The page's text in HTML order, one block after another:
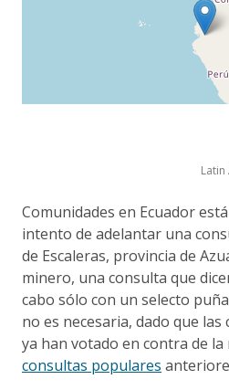
Comunidades en Ecuador
intento de adelantar una
de Escaleras, provincia de
minero, una consulta que
cabo sólo con un selecto
no es necesaria, dado que las
ya han votado en contra de la
consultas populares